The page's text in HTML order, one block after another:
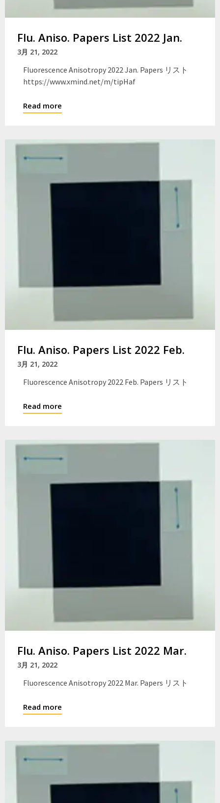
Flu. Aniso. Papers List 2022 Jan.
3月 21, 2022
Fluorescence Anisotropy 2022 Jan. Papers リスト
https://www.xmind.net/m/tipHaf
Read more
Flu. Aniso. Papers List 2022 Feb.
3月 21, 2022
Fluorescence Anisotropy 2022 Feb. Papers リスト
Read more
Flu. Aniso. Papers List 2022 Mar.
3月 21, 2022
Fluorescence Anisotropy 2022 Mar. Papers リスト
Read more